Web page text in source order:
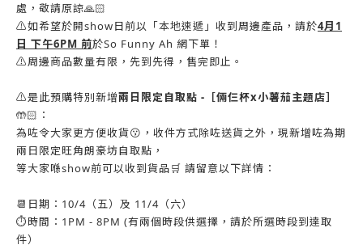
處，敬請原諒🙏🏻
⚠️如希望於開show日前以「本地速遞」收到周邊產品，請於4月1
日 下午6PM 前於So Funny Ah 網下單！
⚠️周邊商品數量有限，先到先得，售完即止。
⚠️是此預購特別新增兩日限定自取點 -［倆仨杯x小薯茄主題店］
🤲🏻：
為咗令大家更方便收貨😗，收件方式除咗送貨之外，現新增咗為期
兩日限定旺角朗豪坊自取點，
等大家喺show前可以收到貨品🛒 請留意以下詳情：
📆日期：10/4（五）及 11/4（六）
⏱️時間：1PM - 8PM (有兩個時段供選擇，請於所選時段到達取
件）